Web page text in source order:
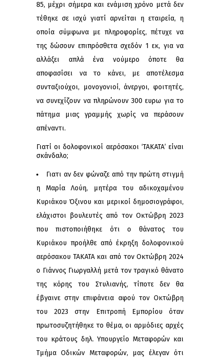
85, μέχρι σήμερα και ενάμιση χρόνο μετά δεν
τέθηκε σε ισχύ γιατί αρνείται η εταιρεία, η
οποία σύμφωνα με πληροφορίες, πέτυχε να
της δώσουν επιπρόσθετα σχεδόν 1 εκ, για να
αλλάξει απλά ένα νούμερο όποτε θα
αποφασίσει να το κάνει, με αποτέλεσμα
συνταξιούχοι, μονογονιοί, άνεργοι, φοιτητές,
να συνεχίζουν να πληρώνουν 300 ευρω για το
πάτημα μιας γραμμής χωρίς να περάσουν
απέναντι.
Γιατί οι δολοφονικοί αερόσακοι ‘ΤΑΚΑΤΑ’ είναι
σκάνδαλο;
Γιατι αν δεν φώναζε από την πρώτη στιγμή
η Μαρία Λούη, μητέρα του αδικοχαμένου
Κυριάκου Όξινου και μερικοί δημοσιογράφοι,
ελάχιστοι βουλευτές από τον Οκτώβρη 2023
που πιστοποιήθηκε ότι ο θάνατος του
Κυριάκου προήλθε από έκρηξη δολοφονικού
αερόσακου ΤΑΚΑΤΑ και από τον Οκτώβρη 2024
ο Γιάννος Γιωργαλλή μετά τον τραγικό θάνατο
της κόρης του Στυλιανής, τίποτε δεν θα
έβγαινε στην επιφάνεια αφού τον Οκτώβρη
του 2023 στην Επιτροπή Εμπορίου όταν
πρωτοσυζητήθηκε το θέμα, οι αρμόδιες αρχές
του κράτους δηλ. Υπουργείο Μεταφορών και
Τμήμα Οδικών Μεταφορών, μας έλεγαν ότι